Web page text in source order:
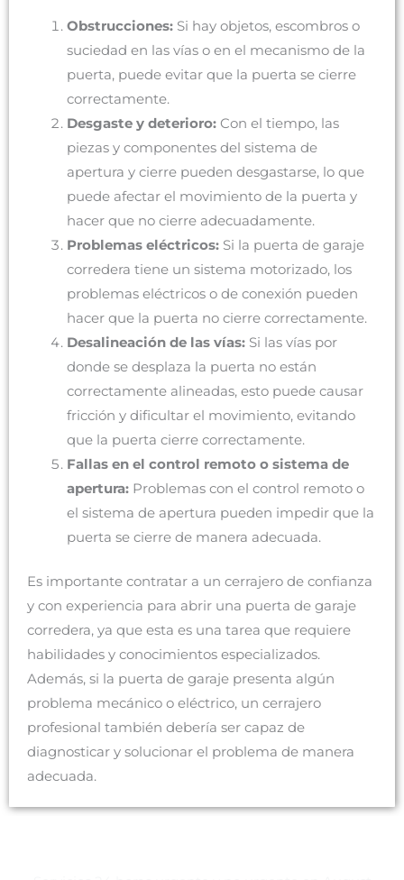
Obstrucciones:Si hay objetos, escombros o
suciedad en las vías o en el mecanismo de la
puerta, puede evitar que la puerta se cierre
correctamente.
Desgaste y deterioro:Con el tiempo, las
piezas y componentes del sistema de
apertura y cierre pueden desgastarse, lo que
puede afectar el movimiento de la puerta y
hacer que no cierre adecuadamente.
Problemas eléctricos:Si la puerta de garaje
corredera tiene un sistema motorizado, los
problemas eléctricos o de conexión pueden
hacer que la puerta no cierre correctamente.
Desalineación de las vías:Si las vías por
donde se desplaza la puerta no están
correctamente alineadas, esto puede causar
fricción y dificultar el movimiento, evitando
que la puerta cierre correctamente.
Fallas en el control remoto o sistema de
apertura:Problemas con el control remoto o
el sistema de apertura pueden impedir que la
puerta se cierre de manera adecuada.
Es importante contratar a un cerrajero de confianza
y con experiencia para abrir una puerta de garaje
corredera, ya que esta es una tarea que requiere
habilidades y conocimientos especializados.
Además, si la puerta de garaje presenta algún
problema mecánico o eléctrico, un cerrajero
profesional también debería ser capaz de
diagnosticar y solucionar el problema de manera
adecuada.